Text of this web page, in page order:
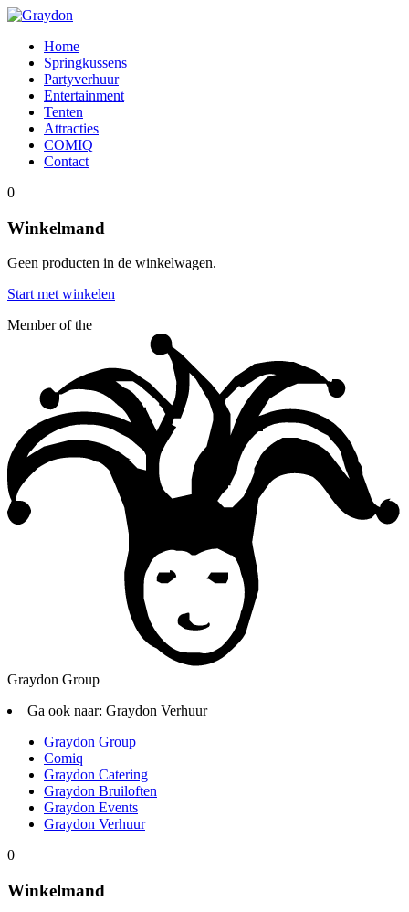
Home
Springkussens
Partyverhuur
Entertainment
Tenten
Attracties
COMIQ
Contact
0
Winkelmand
Geen producten in de winkelwagen.
Start met winkelen
Member of the
Graydon Group
Ga ook naar: Graydon Verhuur
Graydon Group
Comiq
Graydon Catering
Graydon Bruiloften
Graydon Events
Graydon Verhuur
0
Winkelmand